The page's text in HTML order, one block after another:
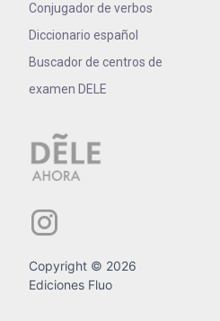
Conjugador de verbos
Diccionario español
Buscador de centros de
examen DELE
Copyright © 2026
Ediciones Fluo